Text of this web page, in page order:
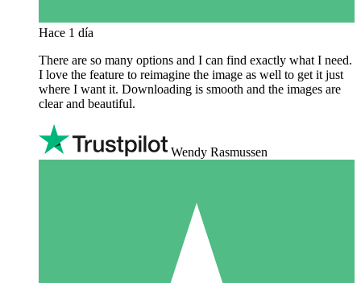
Hace 1 día
There are so many options and I can find exactly what I need.
I love the feature to reimagine the image as well to get it just
where I want it. Downloading is smooth and the images are
clear and beautiful.
Wendy Rasmussen